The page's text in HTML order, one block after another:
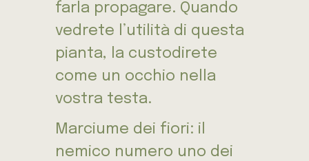
farla propagare. Quando
vedrete l’utilità di questa
pianta, la custodirete
come un occhio nella
vostra testa.
Marciume dei fiori: il
nemico numero uno dei